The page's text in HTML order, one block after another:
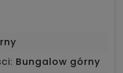
Bungalow górny